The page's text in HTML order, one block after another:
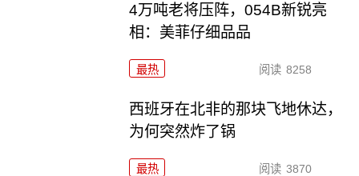
4万吨老将压阵，054B新锐亮
相：美菲仔细品品
最热 阅读 8258
西班牙在北非的那块飞地休达，
为何突然炸了锅
最热 阅读 3870